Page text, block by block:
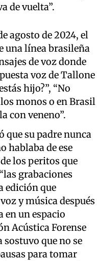
de vuelta”.
agosto de 2024, el
una línea brasileña
de voz donde
voz de Tallone
hijo?”, “No
monos o en Brasil
con veneno”.
que su padre nunca
hablaba de ese
los peritos que
grabaciones
edición que
y música después
en un espacio
Acústica Forense
que no se
para tomar